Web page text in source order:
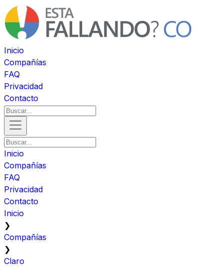
Inicio
Compañías
FAQ
Privacidad
Contacto
Inicio
Compañías
FAQ
Privacidad
Contacto
Inicio
❯
Compañías
❯
Claro